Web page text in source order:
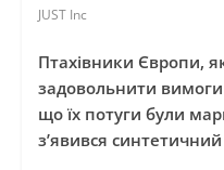
JUST Inc
Птахівники Європи,
задовольнити
що їх потуги були
з’явився